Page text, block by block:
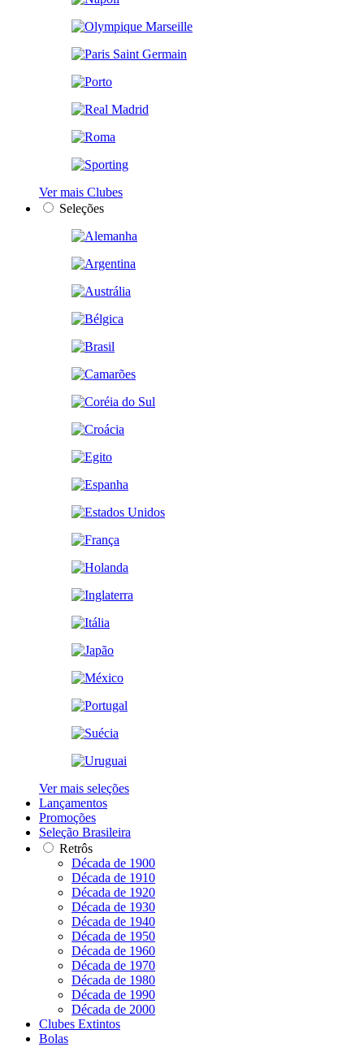
Ver mais Clubes
Seleções
Ver mais seleções
Lançamentos
Promoções
Seleção Brasileira
Retrôs
Década de 1900
Década de 1910
Década de 1920
Década de 1930
Década de 1940
Década de 1950
Década de 1960
Década de 1970
Década de 1980
Década de 1990
Década de 2000
Clubes Extintos
Bolas